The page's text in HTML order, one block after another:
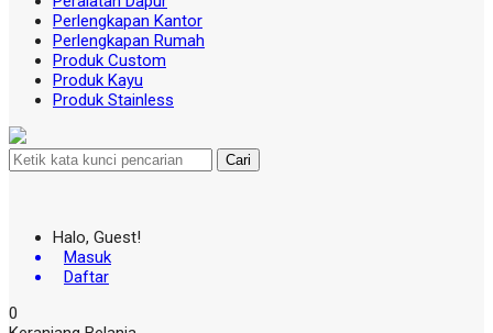
Perlengkapan Kantor
Perlengkapan Rumah
Produk Custom
Produk Kayu
Produk Stainless
Cari
Halo, Guest!
Masuk
Daftar
0